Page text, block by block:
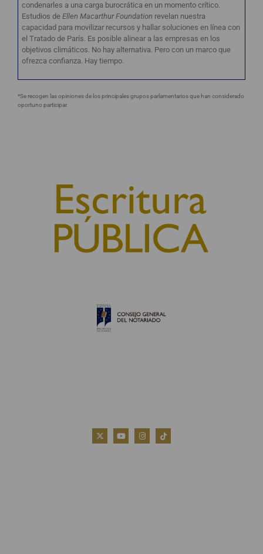
condenarles a una carga burocrática en un momento crítico.
Estudios de Ellen Macarthur Foundation revelan nuestra
capacidad para movilizar recursos y hallar soluciones en línea con
el Tratado de París. Es posible alinear a las empresas en los
objetivos climáticos. No hay alternativa. Pero con un marco que
ofrezca confianza. Hay tiempo.
*Se recogen las opiniones de los principales grupos parlamentarios que han considerado
oportuno participar.